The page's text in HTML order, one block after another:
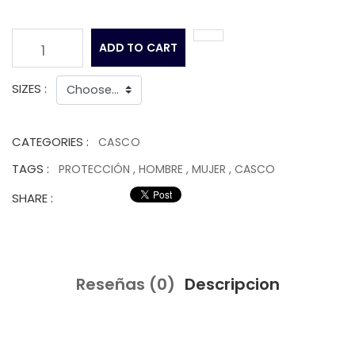
1 ADD TO CART
SIZES :
CATEGORIES : CASCO
TAGS : PROTECCIÓN , HOMBRE , MUJER , CASCO
SHARE :
Reseñas (0) Descripcion